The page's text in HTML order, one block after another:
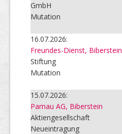
GmbH
Mutation
16.07.2026:
Freundes-Dienst, Biberstein
Stiftung
Mutation
15.07.2026:
Pamau AG, Biberstein
Aktiengesellschaft
Neueintragung